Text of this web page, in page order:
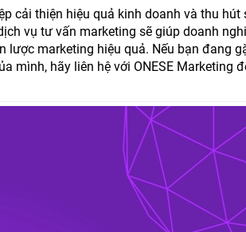
cải thiện hiệu quả kinh doanh và thu hút
vụ tư vấn marketing sẽ giúp doanh
lược marketing hiệu quả. Nếu bạn đang
mình, hãy liên hệ với ONESE Marketing